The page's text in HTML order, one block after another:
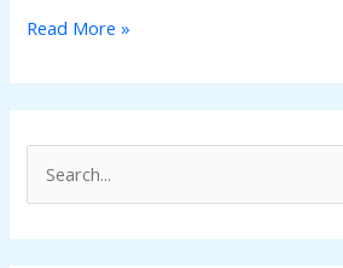
Read More »
e
s